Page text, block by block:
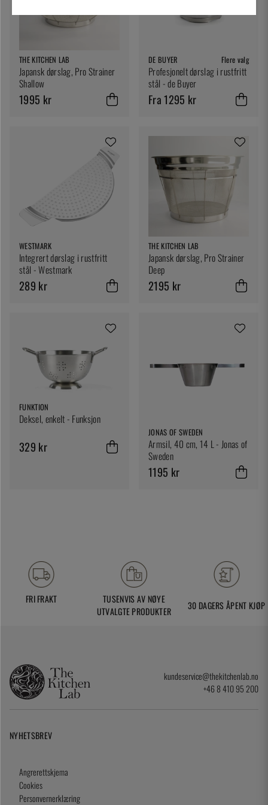
THE KITCHEN LAB
Japansk dørslag, Pro Strainer
Shallow
1995 kr
DE BUYER Flere valg
Profesjonelt dørslag i rustfritt
stål - de Buyer
Fra 1295 kr
WESTMARK
Integrert dørslag i rustfritt
stål - Westmark
289 kr
THE KITCHEN LAB
Japansk dørslag, Pro Strainer
Deep
2195 kr
FUNKTION
Deksel, enkelt - Funksjon
329 kr
JONAS OF SWEDEN
Armsil, 40 cm, 14 L - Jonas of
Sweden
1195 kr
FRI FRAKT
TUSENVIS AV NØYE
UTVALGTE PRODUKTER
30 DAGERS ÅPENT KJØP
kundeservice@thekitchenlab.no
+46 8 410 95 200
NYHETSBREV
Angrerettskjema
Cookies
Personvernerklæring